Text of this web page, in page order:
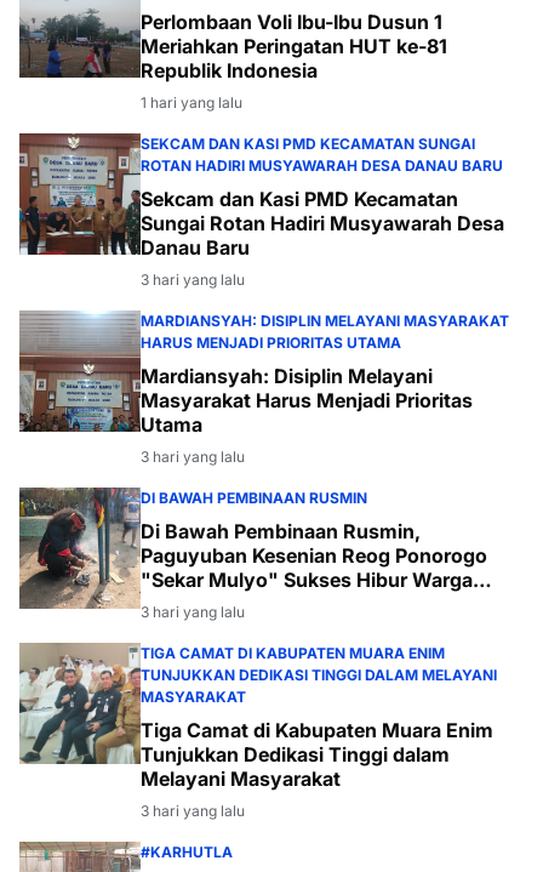
Perlombaan Voli Ibu-Ibu Dusun 1
Meriahkan Peringatan HUT ke-81
Republik Indonesia
1 hari yang lalu
SEKCAM DAN KASI PMD KECAMATAN SUNGAI
ROTAN HADIRI MUSYAWARAH DESA DANAU BARU
Sekcam dan Kasi PMD Kecamatan
Sungai Rotan Hadiri Musyawarah Desa
Danau Baru
3 hari yang lalu
MARDIANSYAH: DISIPLIN MELAYANI MASYARAKAT
HARUS MENJADI PRIORITAS UTAMA
Mardiansyah: Disiplin Melayani
Masyarakat Harus Menjadi Prioritas
Utama
3 hari yang lalu
DI BAWAH PEMBINAAN RUSMIN
Di Bawah Pembinaan Rusmin,
Paguyuban Kesenian Reog Ponorogo
"Sekar Mulyo" Sukses Hibur Warga
Desa Payabakal
3 hari yang lalu
TIGA CAMAT DI KABUPATEN MUARA ENIM
TUNJUKKAN DEDIKASI TINGGI DALAM MELAYANI
MASYARAKAT
Tiga Camat di Kabupaten Muara Enim
Tunjukkan Dedikasi Tinggi dalam
Melayani Masyarakat
3 hari yang lalu
#KARHUTLA